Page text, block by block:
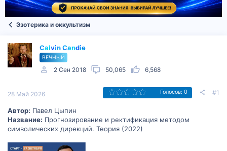
Эзотерика и оккультизм
Calvin Candie
ВЕЧНЫЙ
2 Сен 2018 50,065 6,568
28 Май 2026 Голосов: 0 #1
Автор: Павел Цыпин
Название: Прогнозирование и ректификация методом
символических дирекций. Теория (2022)